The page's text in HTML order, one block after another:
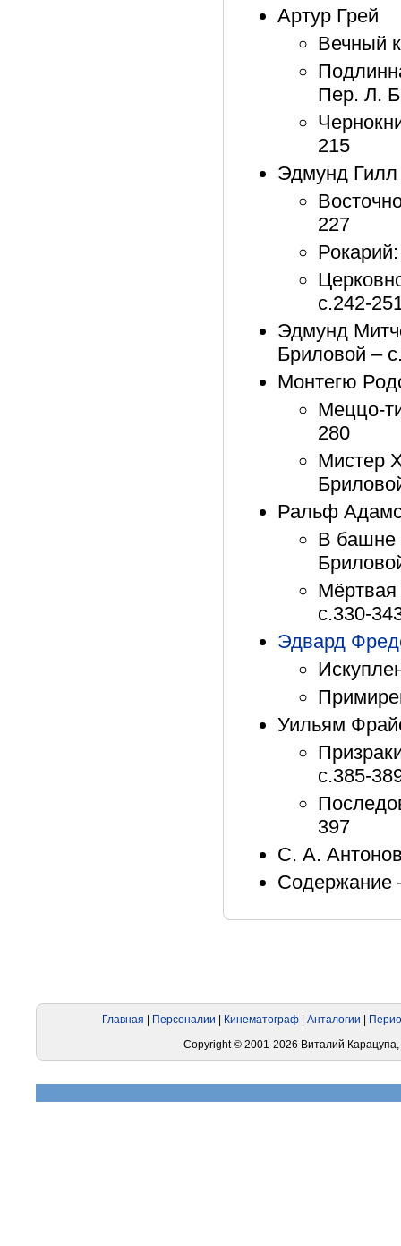
Артур Грей
Вечный
Пер. Л.
215
Эдмунд
227
с.242-
Эдмунд
Бриловой –
Монтегю
Меццо-
280
Мистер
Ральф
В башне
Мёртвая
с.330-
Эдвард
Уильям
с.385-
397
С. А.
Содержание